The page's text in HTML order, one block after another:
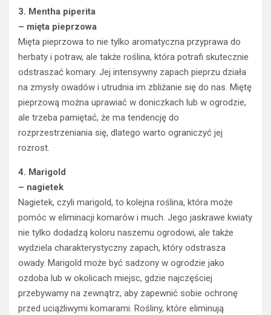
3. Mentha piperita
– mięta pieprzowa
Mięta pieprzowa to nie tylko aromatyczna przyprawa do
herbaty i potraw, ale także roślina, która potrafi skutecznie
odstraszać komary. Jej intensywny zapach pieprzu działa
na zmysły owadów i utrudnia im zbliżanie się do nas. Miętę
pieprzową można uprawiać w doniczkach lub w ogrodzie,
ale trzeba pamiętać, że ma tendencję do
rozprzestrzeniania się, dlatego warto ograniczyć jej
rozrost.
4. Marigold
– nagietek
Nagietek, czyli marigold, to kolejna roślina, która może
pomóc w eliminacji komarów i much. Jego jaskrawe kwiaty
nie tylko dodadzą koloru naszemu ogrodowi, ale także
wydziela charakterystyczny zapach, który odstrasza
owady. Marigold może być sadzony w ogrodzie jako
ozdoba lub w okolicach miejsc, gdzie najczęściej
przebywamy na zewnątrz, aby zapewnić sobie ochronę
przed uciążliwymi komarami. Rośliny, które eliminują